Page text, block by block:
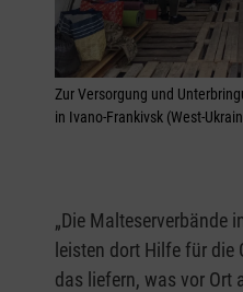
Zur Versorgung und
in Ivano-Frankivsk (West-
„Die Malteserverbände
leisten dort Hilfe für
das liefern, was vor Ort